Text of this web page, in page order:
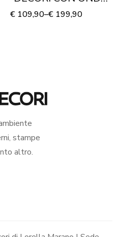
D’ORO”
€ 109,90–€ 199,90
stampe
altro.